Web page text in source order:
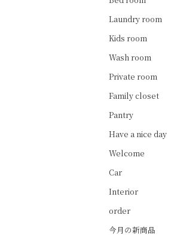
Laundry room
Kids room
Wash room
Private room
Family closet
Pantry
Have a nice day
Welcome
Car
Interior
order
今月の新商品